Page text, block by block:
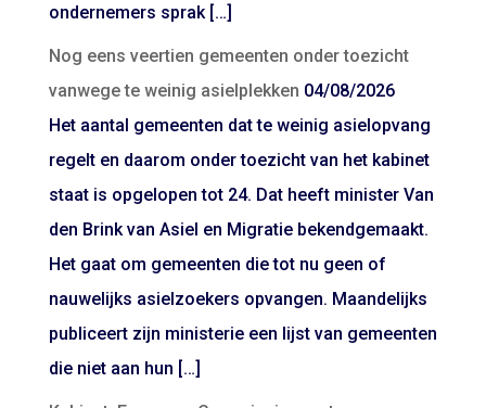
ondernemers sprak […]
Nog eens veertien gemeenten onder toezicht
vanwege te weinig asielplekken 04/08/2026
Het aantal gemeenten dat te weinig asielopvang
regelt en daarom onder toezicht van het kabinet
staat is opgelopen tot 24. Dat heeft minister Van
den Brink van Asiel en Migratie bekendgemaakt.
Het gaat om gemeenten die tot nu geen of
nauwelijks asielzoekers opvangen. Maandelijks
publiceert zijn ministerie een lijst van gemeenten
die niet aan hun […]